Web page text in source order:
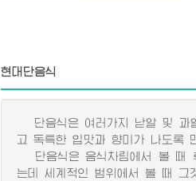
현대단음식
단음식은 여러가지 낟알 및 과
고 독특한 입맛과 향미가 나도록
단음식은 음식차림에서 볼 때
는데 세계적인 범위에서 볼 때 그